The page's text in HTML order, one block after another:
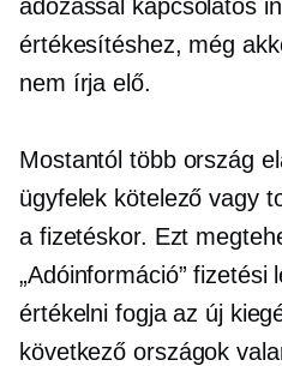
adózással kapcsolatos
értékesítéshez, még
nem írja elő.
Mostantól több ország
ügyfelek kötelező vagy
a fizetéskor. Ezt
„Adóinformáció” fizetési
értékelni fogja az új
következő országok